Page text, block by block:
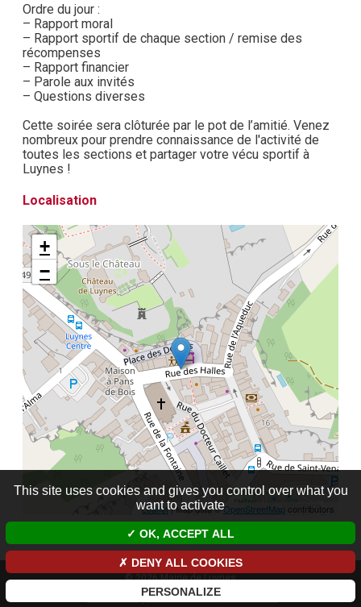
Ordre du jour :
– Rapport moral
– Rapport sportif de chaque section / remise des
récompenses
– Rapport financier
– Parole aux invités
– Questions diverses
Cette soirée sera clôturée par le pot de l’amitié. Venez
nombreux pour prendre connaissance de l'activité de
toutes les sections et partager votre vécu sportif à
Luynes !
Localisation
+
−
Leaflet| Map data ©OpenStreetMap contributors
© 2026 Mairie de Luynes
Mentions légales et données personnelles
This site uses cookies and gives you control over what you
want to activate
OK, ACCEPT ALL
DENY ALL COOKIES
PERSONALIZE